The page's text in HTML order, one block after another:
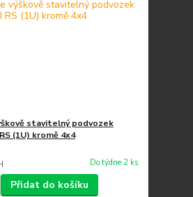
stavitelný podvozek
(1U) kromě 4x4
Do týdne 2 ks
Přidat do košíku